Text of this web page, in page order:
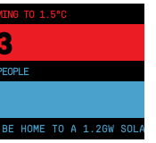
TO 1.5°C
TO A 1.2GW SOLAR